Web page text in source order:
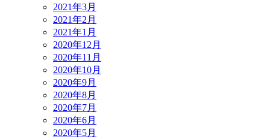
2021年3月
2021年2月
2021年1月
2020年12月
2020年11月
2020年10月
2020年9月
2020年8月
2020年7月
2020年6月
2020年5月